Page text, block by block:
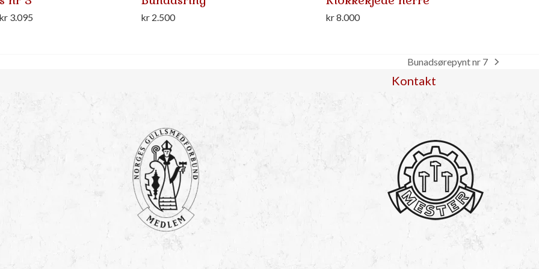
3.095Prisområde:
kr2.500 kr8.000
next
post:
Bunadsørepynt nr 7
Kontakt